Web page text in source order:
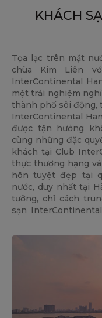
Sân gôn Kings
• Sân gôn Tốt
Giải thưởng Asian
• Sân gôn Tốt nhất
2020 | Giải thưởng
• Sân gôn phục vụ
• Giải thưởng
Bình Dương 2018
• Sân gôn có dịch
2011, 2017
• Top 5 Sân gôn
thao và Du lịch Việt
• Sân gôn có Dịch
• Sân gôn Đẹp nhất
• Sân gôn có
Nam 2008
• Sân gôn có Hố
KHÁCH
Tọa lạc trên mặt
chùa Kim Liên
InterContinental
một trải nghiệm
thành phố sôi động,
InterContinental
được tận hưởng
cùng những đặc
khách tại Club
thực thượng hạng
hôn tuyệt đẹp tại
nước, duy nhất tại
tưởng, chỉ cách
sạn
bình yên hiếm có
đô thị.